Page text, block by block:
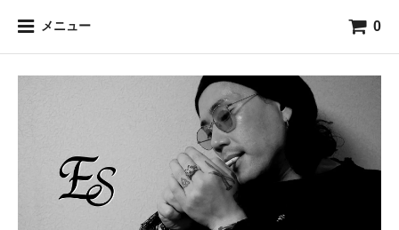
メニュー 0